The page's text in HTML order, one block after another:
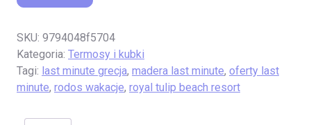
SKU: 9794048f5704
Kategoria: Termosy i kubki
Tagi: last minute grecja, madera last minute, oferty last
minute, rodos wakacje, royal tulip beach resort